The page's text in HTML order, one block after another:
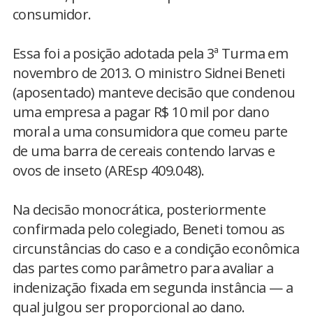
consumidor.
Essa foi a posição adotada pela 3ª Turma em
novembro de 2013. O ministro Sidnei Beneti
(aposentado) manteve decisão que condenou
uma empresa a pagar R$ 10 mil por dano
moral a uma consumidora que comeu parte
de uma barra de cereais contendo larvas e
ovos de inseto (AREsp 409.048).
Na decisão monocrática, posteriormente
confirmada pelo colegiado, Beneti tomou as
circunstâncias do caso e a condição econômica
das partes como parâmetro para avaliar a
indenização fixada em segunda instância — a
qual julgou ser proporcional ao dano.